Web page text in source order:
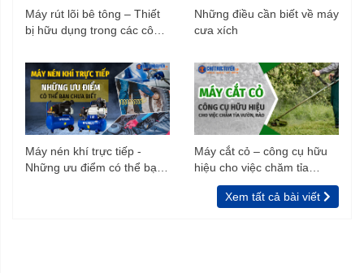
chỉnh linh hoạt tia nước, nên tùy vào mức độ vết bẩn và
khu vực xịt rửa mà bạn có thể chỉnh đầu súng phun với tia
hiệu quả vệ sinh tốt hơn.
Áp lực mạnh mẽ, làm sạch hiệu quả
Với áp lực phun 110 bar mạnh mẽ, máy xịt rửa dân dụng
Hyundai HRX713 sẽ giúp bạn đánh bay nhanh chóng và
hiệu quả các vết bẩn trên xe, vật dụng gia đình, sân vườn,
và xịt nhanh bùn đất bám trên vỏ một số loại hải sản như
Máy rút lõi bê tông – Thiết
bị hữu dụng trong các công
Những điều cần biết về máy
cưa xích
Máy nén khí trực tiếp -
Những ưu điểm có thể bạn
Máy cắt cỏ – công cụ hữu
hiệu cho việc chăm tỉa
vườn, rào
Xem tất cả bài viết